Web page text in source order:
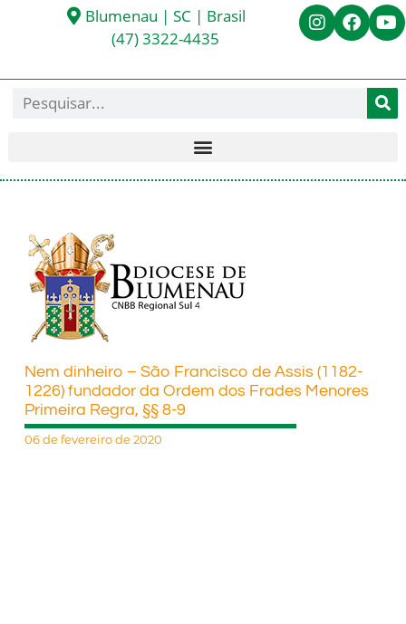
Blumenau | SC | Brasil
(47) 3322-4435
Nem dinheiro – São Francisco de Assis (1182-
1226) fundador da Ordem dos Frades Menores
Primeira Regra, §§ 8-9
06 de fevereiro de 2020